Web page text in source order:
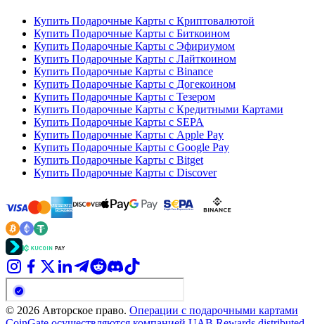
Купить Подарочные Карты с Криптовалютой
Купить Подарочные Карты с Биткоином
Купить Подарочные Карты с Эфириумом
Купить Подарочные Карты с Лайткоином
Купить Подарочные Карты с Binance
Купить Подарочные Карты с Догекоином
Купить Подарочные Карты с Тезером
Купить Подарочные Карты с Кредитными Картами
Купить Подарочные Карты с SEPA
Купить Подарочные Карты с Apple Pay
Купить Подарочные Карты с Google Pay
Купить Подарочные Карты с Bitget
Купить Подарочные Карты с Discover
© 2026 Авторское право. Операции с подарочными картами